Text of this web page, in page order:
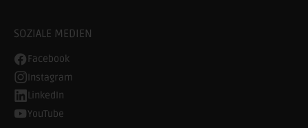
SOZIALE MEDIEN
Facebook
Instagram
LinkedIn
YouTube